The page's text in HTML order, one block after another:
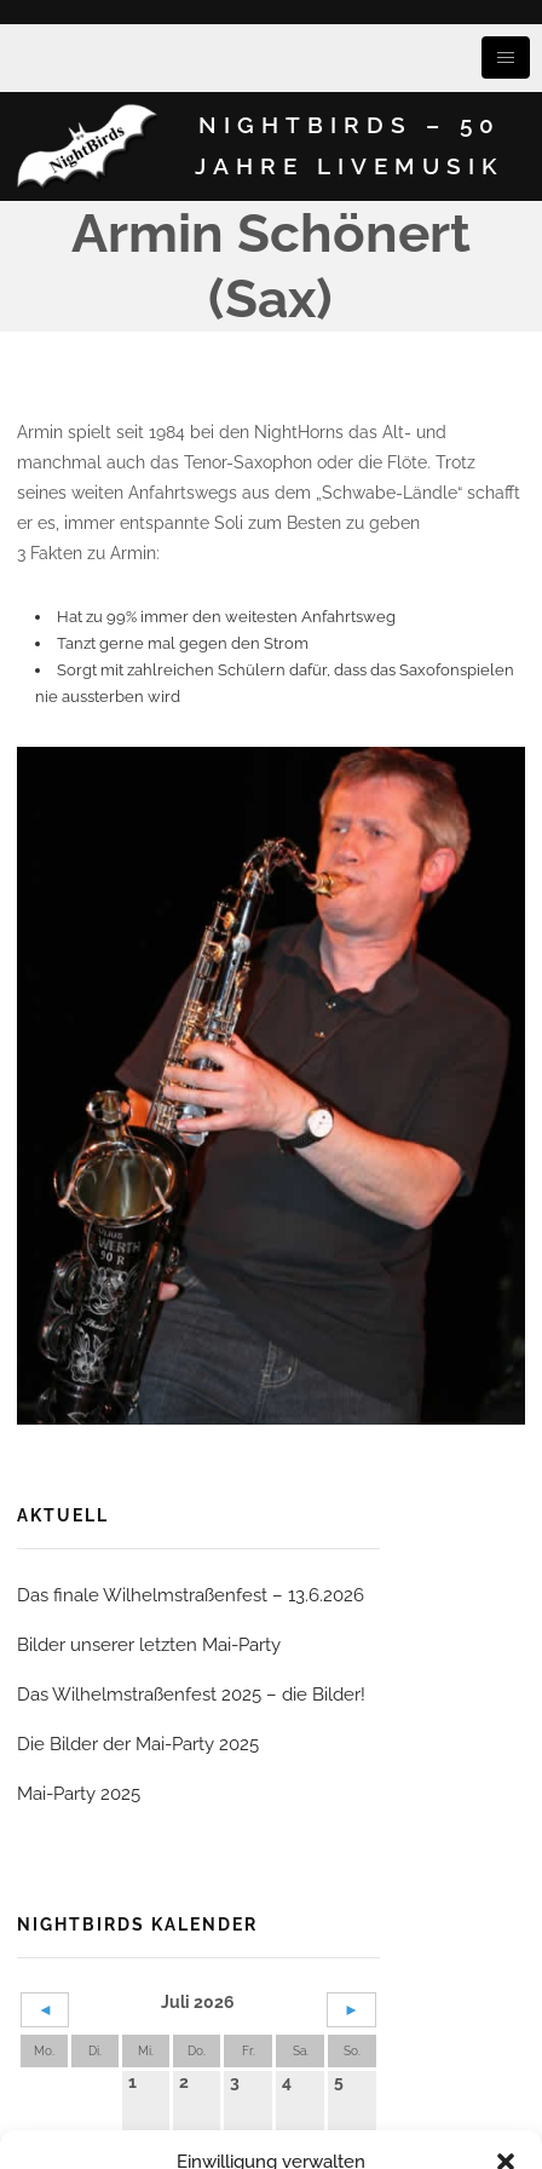
Einwilligung verwalten
NIGHTBIRDS – 50
JAHRE LIVEMUSIK
Armin Schönert
(Sax)
Armin spielt seit 1984 bei den NightHorns das Alt- und
manchmal auch das Tenor-Saxophon oder die Flöte. Trotz
seines weiten Anfahrtswegs aus dem „Schwabe-Ländle“ schafft
er es, immer entspannte Soli zum Besten zu geben
3 Fakten zu Armin:
Hat zu 99% immer den weitesten Anfahrtsweg
Tanzt gerne mal gegen den Strom
Sorgt mit zahlreichen Schülern dafür, dass das Saxofonspielen
nie aussterben wird
AKTUELL
Das finale Wilhelmstraßenfest – 13.6.2026
Bilder unserer letzten Mai-Party
Das Wilhelmstraßenfest 2025 – die Bilder!
Die Bilder der Mai-Party 2025
Mai-Party 2025
NIGHTBIRDS KALENDER
◄ Juli 2026 ►
Mo. Di. Mi. Do. Fr. Sa. So.
1 2 3 4 5